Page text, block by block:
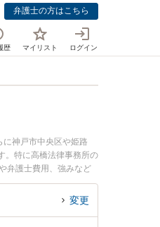
弁護士の方はこちら
歴 マイリスト ログイン
神戸市中央区や姫路
。特に高橋法律事務所の
弁護士費用、強みなど
富な近くの弁護士を検索
変更